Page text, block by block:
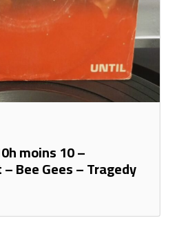
moins 10 –
Bee Gees – Tragedy